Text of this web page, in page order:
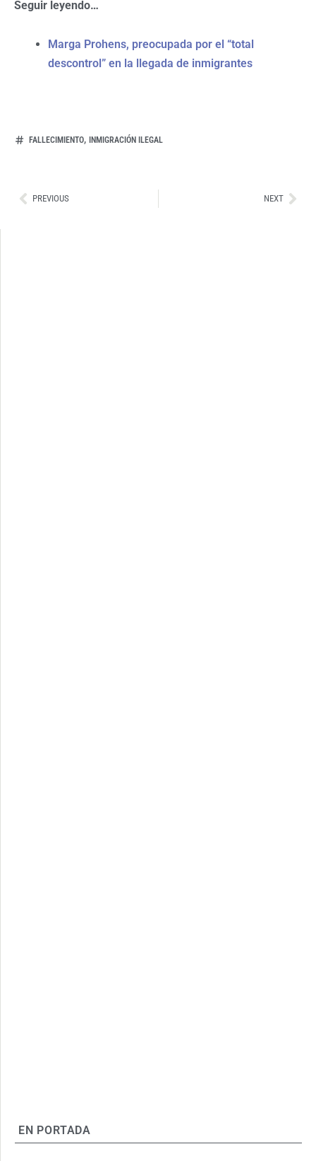
Seguir leyendo…
Marga Prohens, preocupada por el “total
descontrol” en la llegada de inmigrantes
FALLECIMIENTO, INMIGRACIÓN ILEGAL
AntPREVIOUS NEXT
EN PORTADA